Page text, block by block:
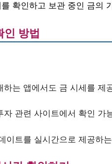
확인하고 보관 중인 금의
인 방법
하는 앱에서도 금 시세를 제
자 관련 사이트에서 확인 가
이트를 실시간으로 제공하